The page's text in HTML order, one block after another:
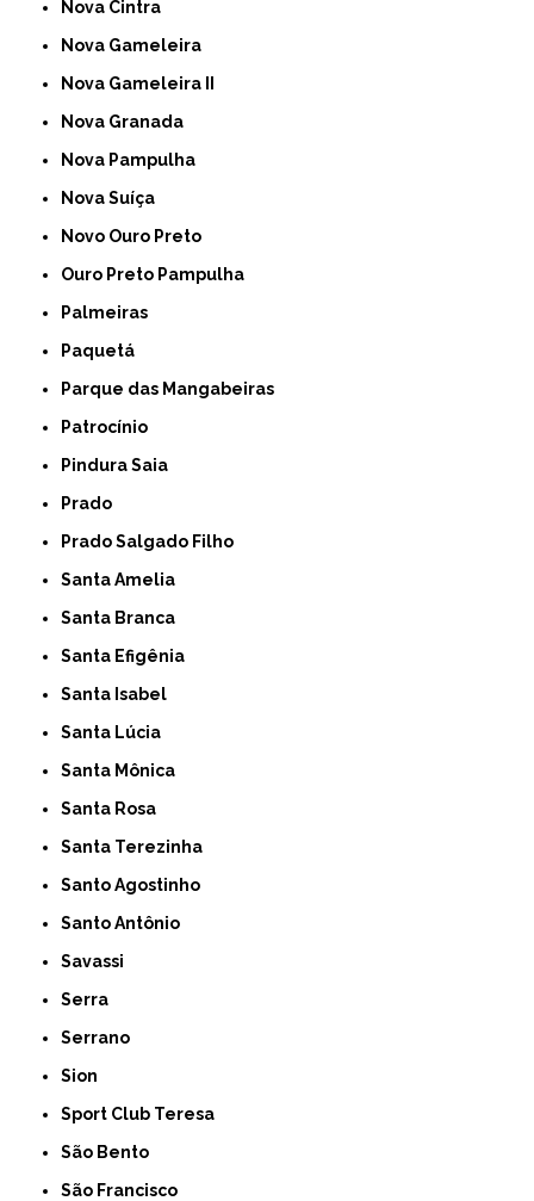
Nova Cintra
Nova Gameleira
Nova Gameleira II
Nova Granada
Nova Pampulha
Nova Suíça
Novo Ouro Preto
Ouro Preto Pampulha
Palmeiras
Paquetá
Parque das Mangabeiras
Patrocínio
Pindura Saia
Prado
Prado Salgado Filho
Santa Amelia
Santa Branca
Santa Efigênia
Santa Isabel
Santa Lúcia
Santa Mônica
Santa Rosa
Santa Terezinha
Santo Agostinho
Santo Antônio
Savassi
Serra
Serrano
Sion
Sport Club Teresa
São Bento
São Francisco